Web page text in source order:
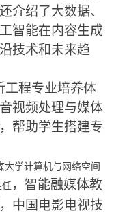
介绍了大数据、
智能在内容生成
技术和未来趋
工程专业培养体
视频处理与媒体
帮助学生搭建专
大学计算机与网络空间
任 ， 智能融媒体教
， 中国电影电视技